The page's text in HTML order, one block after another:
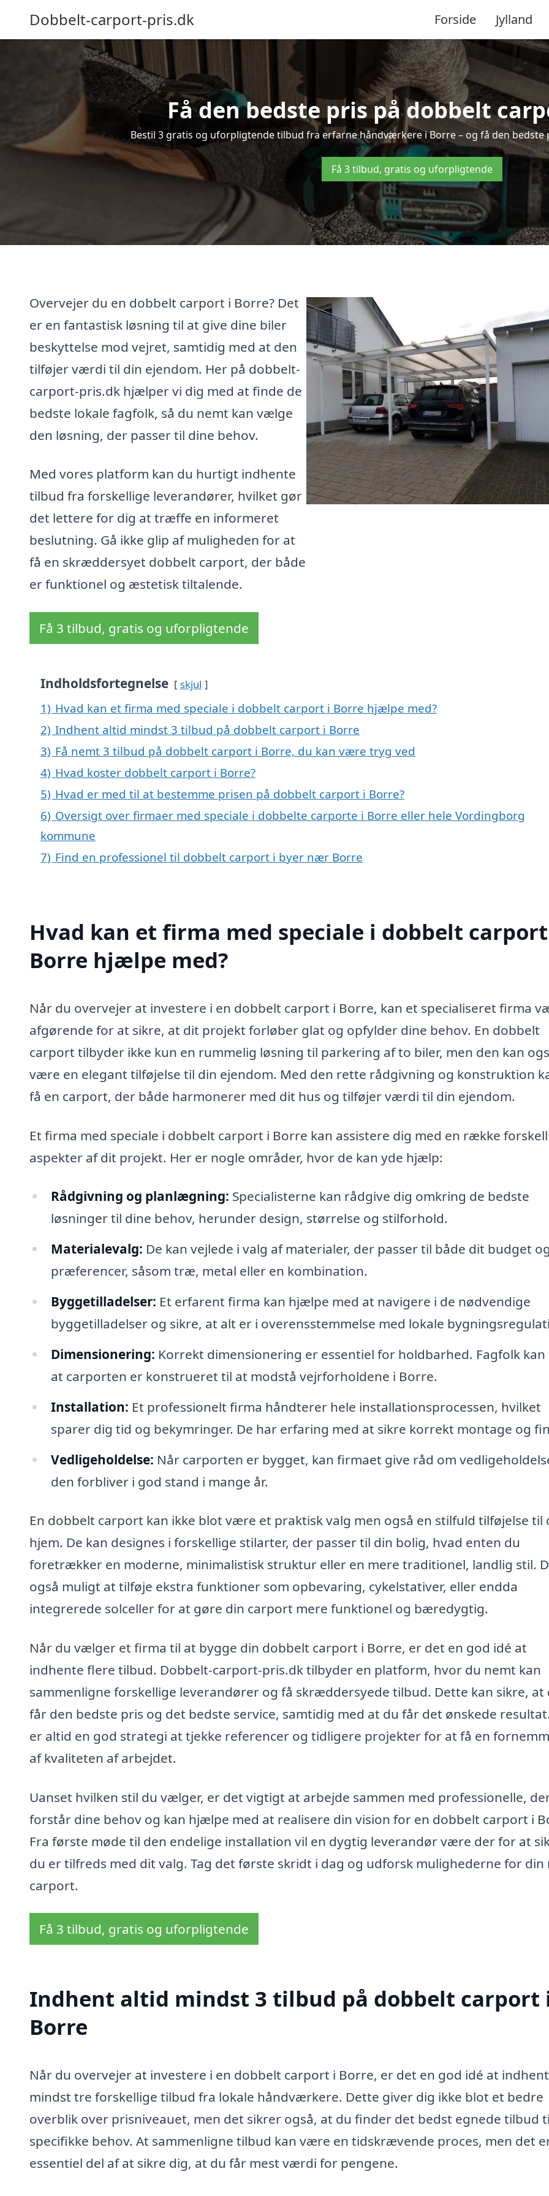
Dobbelt-carport-pris.dk Forside Jylland
Få den bedste pris på dobbelt
Bestil 3 gratis og uforpligtende tilbud fra erfarne håndværkere i Borre – og få den bedste
Få 3 tilbud, gratis og uforpligtende
Overvejer du en dobbelt carport i Borre? Det
er en fantastisk løsning til at give dine biler
beskyttelse mod vejret, samtidig med at den
tilføjer værdi til din ejendom. Her på dobbelt-
carport-pris.dk hjælper vi dig med at finde de
bedste lokale fagfolk, så du nemt kan vælge
den løsning, der passer til dine behov.
Med vores platform kan du hurtigt indhente
tilbud fra forskellige leverandører, hvilket gør
det lettere for dig at træffe en informeret
beslutning. Gå ikke glip af muligheden for at
få en skræddersyet dobbelt carport, der både
er funktionel og æstetisk tiltalende.
Få 3 tilbud, gratis og uforpligtende
Indholdsfortegnelse skjul
1) Hvad kan et firma med speciale i dobbelt carport i Borre hjælpe med?
2) Indhent altid mindst 3 tilbud på dobbelt carport i Borre
3) Få nemt 3 tilbud på dobbelt carport i Borre, du kan være tryg ved
4) Hvad koster dobbelt carport i Borre?
5) Hvad er med til at bestemme prisen på dobbelt carport i Borre?
6) Oversigt over firmaer med speciale i dobbelte carporte i Borre eller hele Vordingborg
kommune
7) Find en professionel til dobbelt carport i byer nær Borre
Hvad kan et firma med speciale i dobbelt
Borre hjælpe med?
Når du overvejer at investere i en dobbelt carport i Borre, kan et specialiseret firma
afgørende for at sikre, at dit projekt forløber glat og opfylder dine behov. En dobbelt
carport tilbyder ikke kun en rummelig løsning til parkering af to biler, men den kan
være en elegant tilføjelse til din ejendom. Med den rette rådgivning og konstruktion
få en carport, der både harmonerer med dit hus og tilføjer værdi til din ejendom.
Et firma med speciale i dobbelt carport i Borre kan assistere dig med en række
aspekter af dit projekt. Her er nogle områder, hvor de kan yde hjælp:
Rådgivning og planlægning: Specialisterne kan rådgive dig omkring de bedste
løsninger til dine behov, herunder design, størrelse og stilforhold.
Materialevalg: De kan vejlede i valg af materialer, der passer til både dit budget
præferencer, såsom træ, metal eller en kombination.
Byggetilladelser: Et erfarent firma kan hjælpe med at navigere i de nødvendige
byggetilladelser og sikre, at alt er i overensstemmelse med lokale
Dimensionering: Korrekt dimensionering er essentiel for holdbarhed. Fagfolk kan
at carporten er konstrueret til at modstå vejrforholdene i Borre.
Installation: Et professionelt firma håndterer hele installationsprocessen, hvilket
sparer dig tid og bekymringer. De har erfaring med at sikre korrekt montage og
Vedligeholdelse: Når carporten er bygget, kan firmaet give råd om
den forbliver i god stand i mange år.
En dobbelt carport kan ikke blot være et praktisk valg men også en stilfuld tilføjelse til
hjem. De kan designes i forskellige stilarter, der passer til din bolig, hvad enten du
foretrækker en moderne, minimalistisk struktur eller en mere traditionel, landlig stil.
også muligt at tilføje ekstra funktioner som opbevaring, cykelstativer, eller endda
integrerede solceller for at gøre din carport mere funktionel og bæredygtig.
Når du vælger et firma til at bygge din dobbelt carport i Borre, er det en god idé at
indhente flere tilbud. Dobbelt-carport-pris.dk tilbyder en platform, hvor du nemt kan
sammenligne forskellige leverandører og få skræddersyede tilbud. Dette kan sikre, at
får den bedste pris og det bedste service, samtidig med at du får det ønskede
er altid en god strategi at tjekke referencer og tidligere projekter for at få en
af kvaliteten af arbejdet.
Uanset hvilken stil du vælger, er det vigtigt at arbejde sammen med professionelle,
forstår dine behov og kan hjælpe med at realisere din vision for en dobbelt carport i
Fra første møde til den endelige installation vil en dygtig leverandør være der for at
du er tilfreds med dit valg. Tag det første skridt i dag og udforsk mulighederne for din
carport.
Få 3 tilbud, gratis og uforpligtende
Indhent altid mindst 3 tilbud på dobbelt carport
Borre
Når du overvejer at investere i en dobbelt carport i Borre, er det en god idé at
mindst tre forskellige tilbud fra lokale håndværkere. Dette giver dig ikke blot et bedre
overblik over prisniveauet, men det sikrer også, at du finder det bedst egnede tilbud
specifikke behov. At sammenligne tilbud kan være en tidskrævende proces, men det
essentiel del af at sikre dig, at du får mest værdi for pengene.